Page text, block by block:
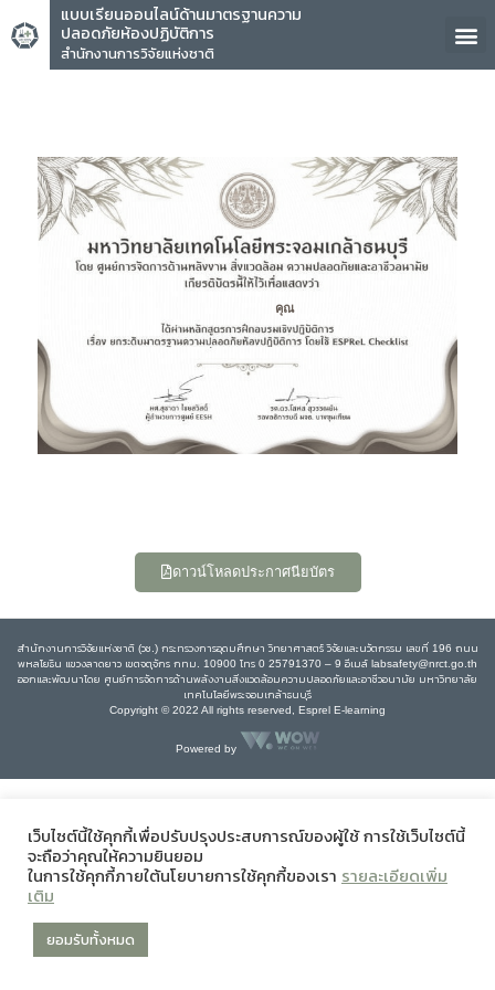
แบบเรียนออนไลน์ด้านมาตรฐานความ
ปลอดภัยห้องปฏิบัติการ
สำนักงานการวิจัยแห่งชาติ
คุณ
ดาวน์โหลดประกาศนียบัตร
สำนักงานการวิจัยแห่งชาติ (วช.) กระทรวงการอุดมศึกษา วิทยาศาสตร์ วิจัยและนวัตกรรม เลขที่ 196 ถนน
พหลโยธิน แขวงลาดยาว เขตจตุจักร กทม. 10900 โทร 0 25791370 – 9 อีเมล์ labsafety@nrct.go.th
ออกและพัฒนาโดย ศูนย์การจัดการด้านพลังงานสิ่งแวดล้อมความปลอดภัยและอาชีวอนามัย มหาวิทยาลัย
เทคโนโลยีพระจอมเกล้าธนบุรี
Copyright © 2022 All rights reserved, Esprel E-learning
Powered by
เว็บไซต์นี้ใช้คุกกี้เพื่อปรับปรุงประสบการณ์ของผู้ใช้ การใช้เว็บไซต์นี้
จะถือว่าคุณให้ความยินยอม
ในการใช้คุกกี้ภายใต้นโยบายการใช้คุกกี้ของเรา รายละเอียดเพิ่ม
เติม
ยอมรับทั้งหมด